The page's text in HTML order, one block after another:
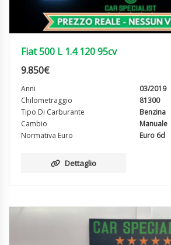
Fiat 500 L 1.4 120 95cv
9.850€
Anni
03/2019
Chilometraggio
81300
Tipo Di Carburante
Benzina
Cambio
Manuale
Normativa Euro
Euro 6d
Dettaglio